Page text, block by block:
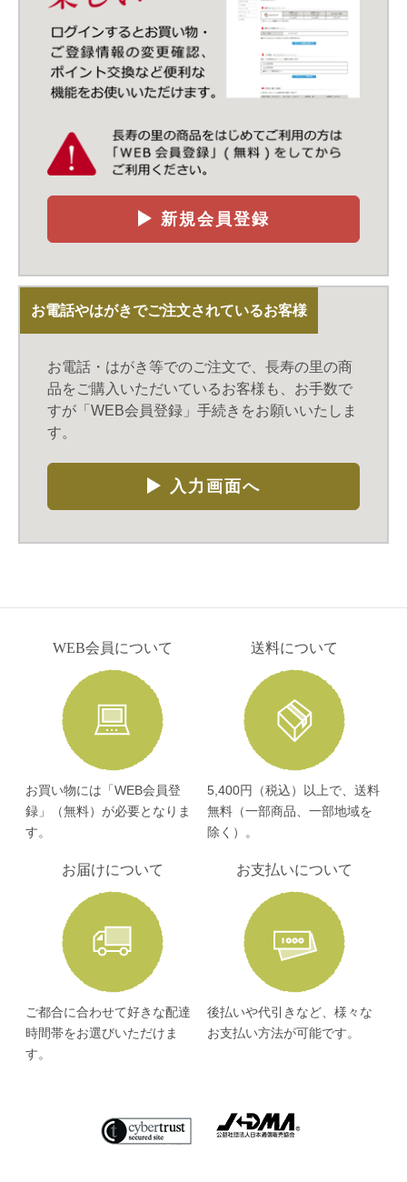
新規会員登録
お電話やはがきでご注文されているお客様
お電話・はがき等でのご注文で、長寿の里の商
品をご購入いただいているお客様も、お手数で
すが「WEB会員登録」手続きをお願いいたしま
す。
入力画面へ
WEB会員について
お買い物には「WEB会員登
録」（無料）が必要となりま
す。
送料について
5,400円（税込）以上で、送料
無料（一部商品、一部地域を
除く）。
お届けについて
ご都合に合わせて好きな配達
時間帯をお選びいただけま
す。
お支払いについて
後払いや代引きなど、様々な
お支払い方法が可能です。